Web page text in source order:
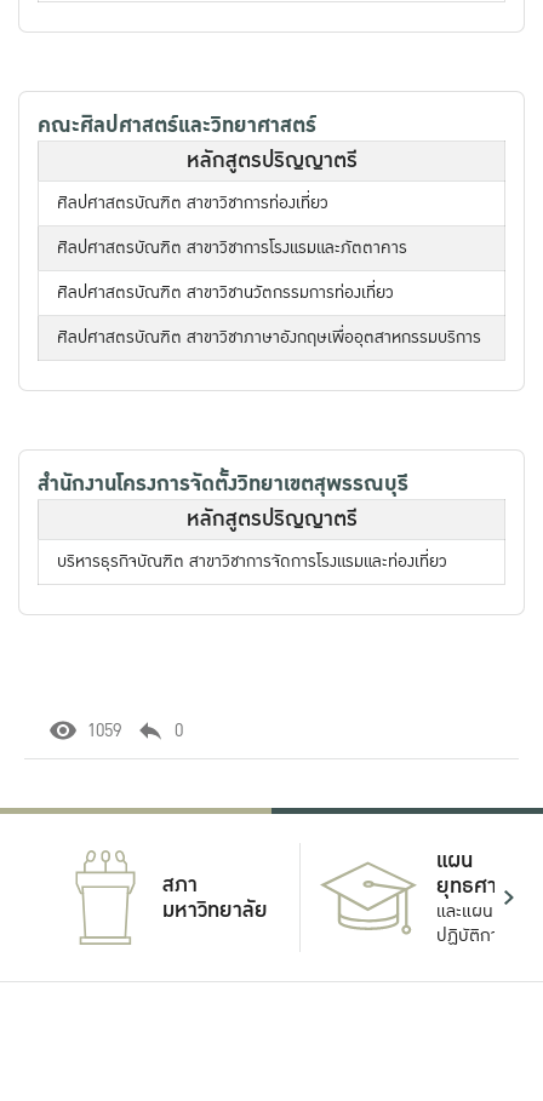
คณะศิลปศาสตร์และวิทยาศาสตร์
หลักสูตรปริญญาตรี
ศิลปศาสตรบัณฑิต สาขาวิชาการท่องเที่ยว
ศิลปศาสตรบัณฑิต สาขาวิชาการโรงแรมและภัตตาคาร
ศิลปศาสตรบัณฑิต สาขาวิชานวัตกรรมการท่องเที่ยว
ศิลปศาสตรบัณฑิต สาขาวิชาภาษาอังกฤษเพื่ออุตสาหกรรมบริการ
สำนักงานโครงการจัดตั้งวิทยาเขตสุพรรณบุรี
หลักสูตรปริญญาตรี
บริหารธุรกิจบัณฑิต สาขาวิชาการจัดการโรงแรมและท่องเที่ยว
1059 0
สภา
มหาวิทยาลัย
แผน
ยุทธศาสตร์
และแผน
ปฏิบัติการ